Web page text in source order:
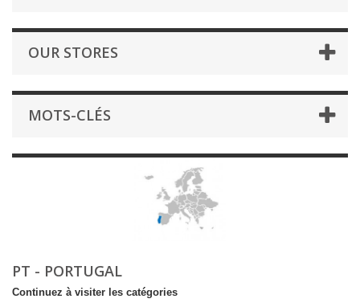
OUR STORES
MOTS-CLÉS
PT - PORTUGAL
Continuez à visiter les catégories